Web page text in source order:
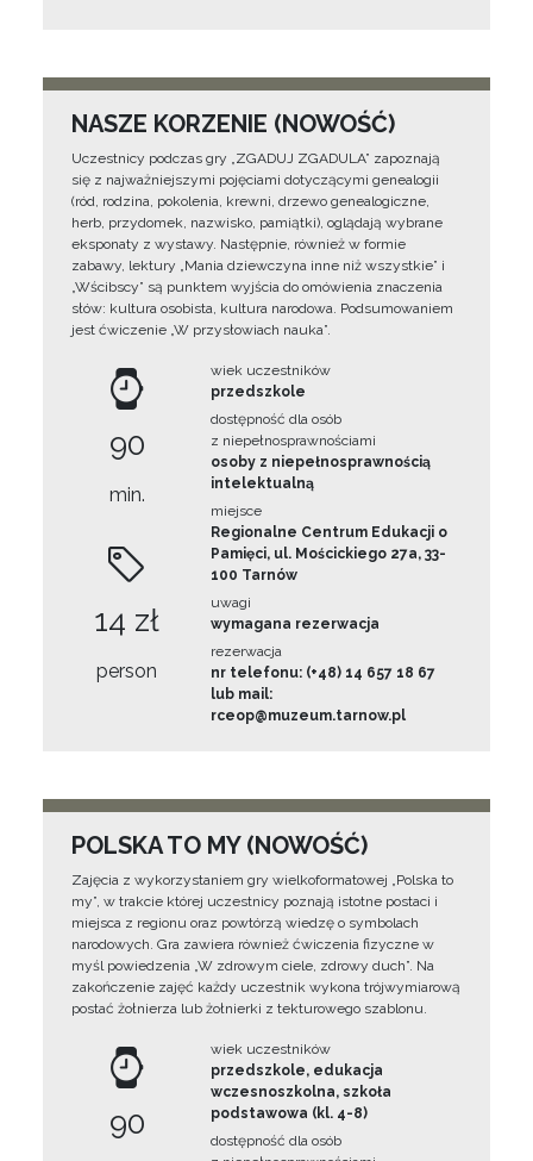
NASZE KORZENIE (NOWOŚĆ)
Uczestnicy podczas gry „ZGADUJ ZGADULA” zapoznają
się z najważniejszymi pojęciami dotyczącymi genealogii
(ród, rodzina, pokolenia, krewni, drzewo genealogiczne,
herb, przydomek, nazwisko, pamiątki), oglądają wybrane
eksponaty z wystawy. Następnie, również w formie
zabawy, lektury „Mania dziewczyna inne niż wszystkie” i
„Wścibscy” są punktem wyjścia do omówienia znaczenia
słów: kultura osobista, kultura narodowa. Podsumowaniem
jest ćwiczenie „W przysłowiach nauka”.
90
min.
14 zł
person
wiek uczestników
przedszkole
dostępność dla osób
z niepełnosprawnościami
osoby z niepełnosprawnością
intelektualną
miejsce
Regionalne Centrum Edukacji o
Pamięci, ul. Mościckiego 27a, 33-
100 Tarnów
uwagi
wymagana rezerwacja
rezerwacja
nr telefonu: (+48) 14 657 18 67
lub mail:
rceop@muzeum.tarnow.pl
POLSKA TO MY (NOWOŚĆ)
Zajęcia z wykorzystaniem gry wielkoformatowej „Polska to
my”, w trakcie której uczestnicy poznają istotne postaci i
miejsca z regionu oraz powtórzą wiedzę o symbolach
narodowych. Gra zawiera również ćwiczenia fizyczne w
myśl powiedzenia „W zdrowym ciele, zdrowy duch”. Na
zakończenie zajęć każdy uczestnik wykona trójwymiarową
postać żołnierza lub żołnierki z tekturowego szablonu.
90
wiek uczestników
przedszkole, edukacja
wczesnoszkolna, szkoła
podstawowa (kl. 4-8)
dostępność dla osób